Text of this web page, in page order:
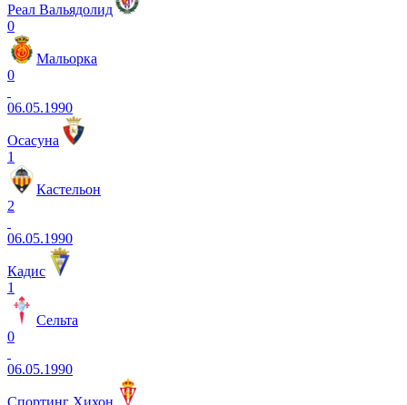
Реал Вальядолид
0
Мальорка
0
06.05.1990
Осасуна
1
Кастельон
2
06.05.1990
Кадис
1
Сельта
0
06.05.1990
Спортинг Хихон